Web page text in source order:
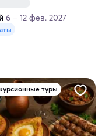
6 – 12 фев. 2027
туры